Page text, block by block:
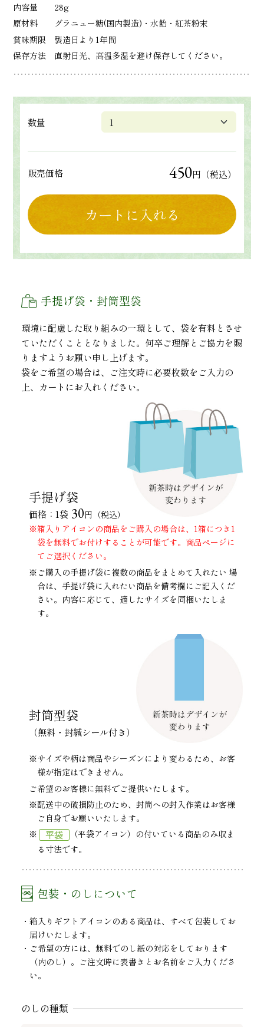
内容量
28g
原材料
グラニュー糖(国内製造)・水飴・紅茶粉末
賞味期限
製造日より1年間
保存方法
直射日光、高温多湿を避け保存してください。
数量
販売価格 450円（税込）
カートに入れる
手提げ袋・封筒型袋
環境に配慮した取り組みの一環として、袋を有料とさせ
ていただくこととなりました。何卒ご理解とご協力を賜
りますようお願い申し上げます。
袋をご希望の場合は、ご注文時に必要枚数をご入力の
上、カートにお入れください。
手提げ袋
価格：1袋 30円（税込）
※箱入りアイコンの商品をご購入の場合は、1箱につき1
袋を無料でお付けすることが可能です。商品ページに
てご選択ください。
※ご購入の手提げ袋に複数の商品をまとめて入れたい 場
合は、手提げ袋に入れたい商品を備考欄にご記入くだ
さい。内容に応じて、適したサイズを同梱いたしま
す。
封筒型袋
（無料・封緘シール付き）
※サイズや柄は商品やシーズンにより変わるため、お客
様が指定はできません。
ご希望のお客様に無料でご提供いたします。
※配送中の破損防止のため、封筒への封入作業はお客様
ご自身でお願いいたします。
※
平袋
（平袋アイコン）の付いている商品のみ収ま
る寸法です。
包装・のしについて
箱入りギフトアイコンのある商品は、すべて包装してお
届けいたします。
ご希望の方には、無料でのし紙の対応をしております
（内のし）。ご注文時に表書きとお名前をご入力くださ
い。
のしの種類